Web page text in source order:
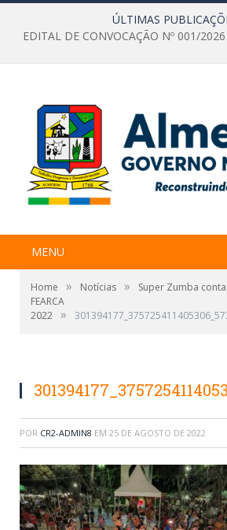
ÚLTIMAS
EDITAL DE CONVOCAÇÃO Nº 001/
MENU
Home » Notícias »
Super Zumba
FEARCA
2022 »
POR CR2-ADMIN8 EM 25 DE AGOSTO DE 2022